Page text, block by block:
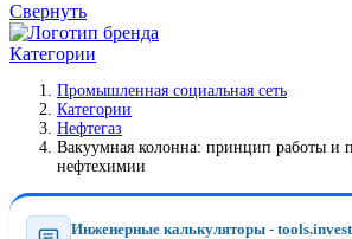
Свернуть
Категории
Промышленная социальная сеть
Категории
Нефтегаз
Вакуумная колонна: принцип работы и
нефтехимии
Инженерные калькуляторы -